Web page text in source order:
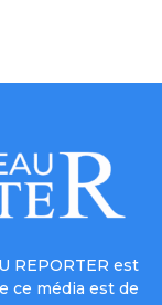
REPORTER est
ce média est de